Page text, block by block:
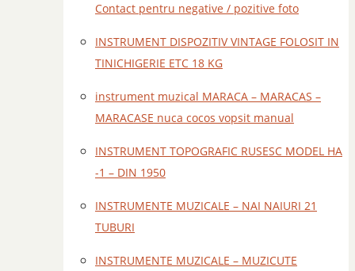
Contact pentru negative / pozitive foto
INSTRUMENT DISPOZITIV VINTAGE FOLOSIT IN
TINICHIGERIE ETC 18 KG
instrument muzical MARACA – MARACAS –
MARACASE nuca cocos vopsit manual
INSTRUMENT TOPOGRAFIC RUSESC MODEL HA
-1 – DIN 1950
INSTRUMENTE MUZICALE – NAI NAIURI 21
TUBURI
INSTRUMENTE MUZICALE – MUZICUTE